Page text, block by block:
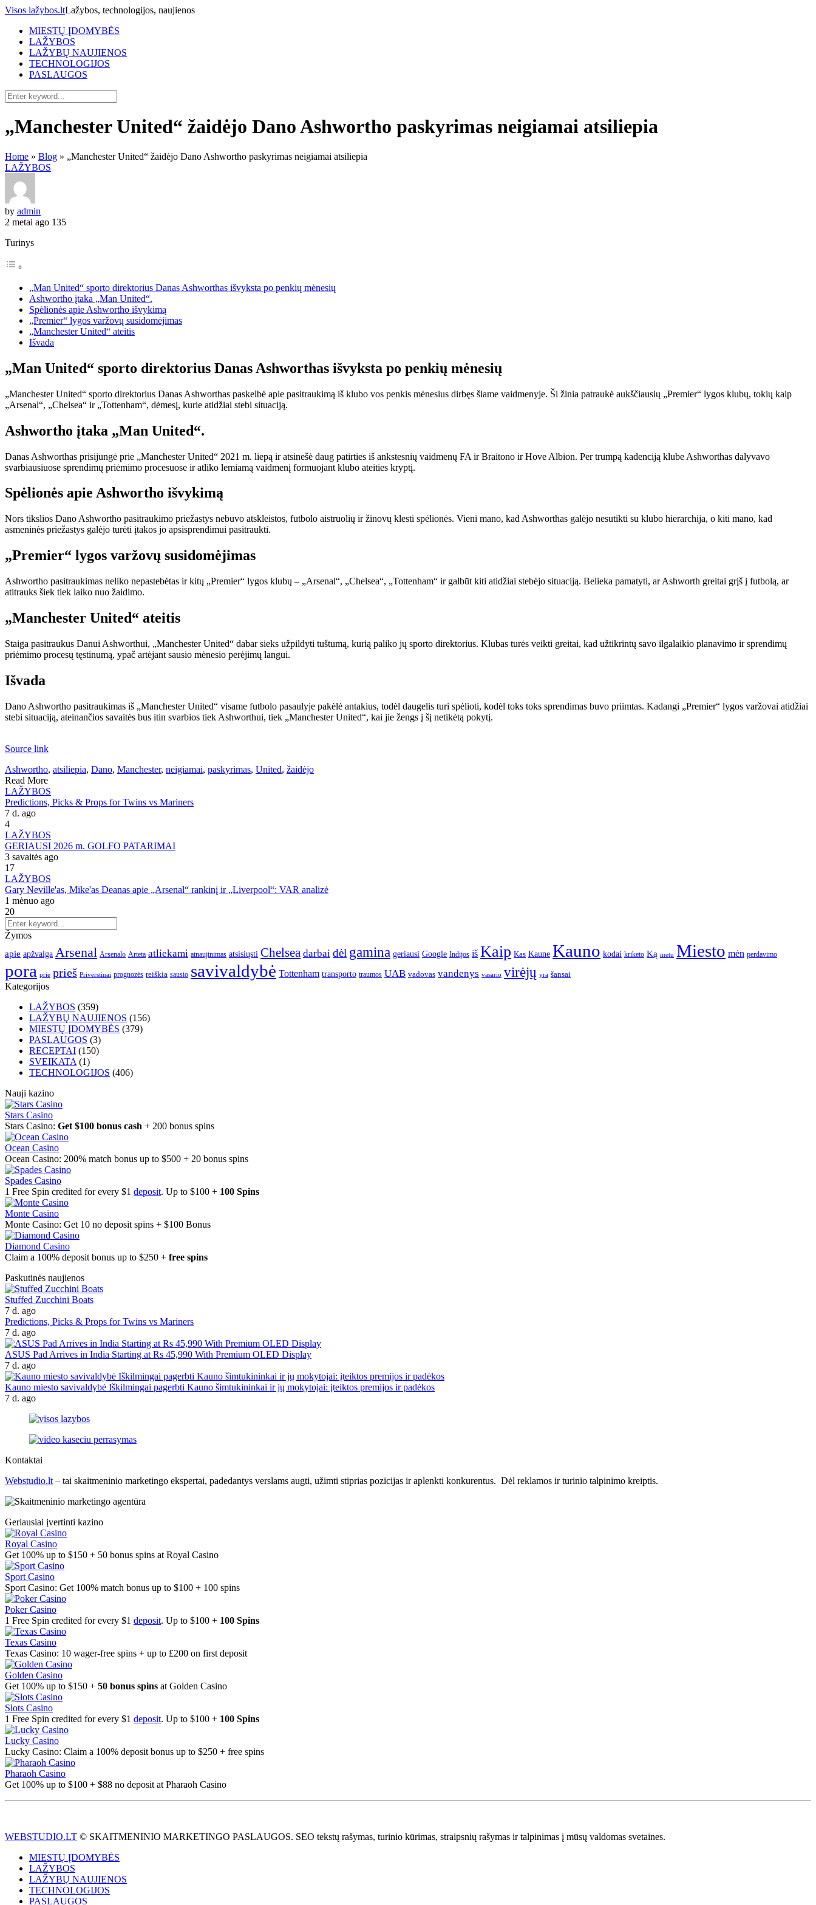
Visos lažybos.ltLažybos, technologijos, naujienos
MIESTŲ ĮDOMYBĖS
LAŽYBOS
LAŽYBŲ NAUJIENOS
TECHNOLOGIJOS
PASLAUGOS
„Manchester United“ žaidėjo Dano Ashwortho paskyrimas neigiamai atsiliepia
Home » Blog » „Manchester United“ žaidėjo Dano Ashwortho paskyrimas neigiamai atsiliepia
LAŽYBOS
by admin
2 metai ago 135
Turinys
„Man United“ sporto direktorius Danas Ashworthas išvyksta po penkių mėnesių
Ashwortho įtaka „Man United“.
Spėlionės apie Ashwortho išvykimą
„Premier“ lygos varžovų susidomėjimas
„Manchester United“ ateitis
Išvada
„Man United“ sporto direktorius Danas Ashworthas išvyksta po penkių mėnesių
„Manchester United“ sporto direktorius Danas Ashworthas paskelbė apie pasitraukimą iš klubo vos penkis mėnesius dirbęs šiame vaidmenyje. Ši žinia patraukė aukščiausių „Premier“ lygos klubų, tokių kaip
„Arsenal“, „Chelsea“ ir „Tottenham“, dėmesį, kurie atidžiai stebi situaciją.
Ashwortho įtaka „Man United“.
Danas Ashworthas prisijungė prie „Manchester United“ 2021 m. liepą ir atsinešė daug patirties iš ankstesnių vaidmenų FA ir Braitono ir Hove Albion. Per trumpą kadenciją klube Ashworthas dalyvavo
svarbiausiuose sprendimų priėmimo procesuose ir atliko lemiamą vaidmenį formuojant klubo ateities kryptį.
Spėlionės apie Ashwortho išvykimą
Nors tikslios Dano Ashwortho pasitraukimo priežastys nebuvo atskleistos, futbolo aistruolių ir žinovų klesti spėlionės. Vieni mano, kad Ashworthas galėjo nesutikti su klubo hierarchija, o kiti mano, kad
asmeninės priežastys galėjo turėti įtakos jo apsisprendimui pasitraukti.
„Premier“ lygos varžovų susidomėjimas
Ashwortho pasitraukimas neliko nepastebėtas ir kitų „Premier“ lygos klubų – „Arsenal“, „Chelsea“, „Tottenham“ ir galbūt kiti atidžiai stebėjo situaciją. Belieka pamatyti, ar Ashworth greitai grįš į futbolą, ar
atitrauks šiek tiek laiko nuo žaidimo.
„Manchester United“ ateitis
Staiga pasitraukus Danui Ashworthui, „Manchester United“ dabar sieks užpildyti tuštumą, kurią paliko jų sporto direktorius. Klubas turės veikti greitai, kad užtikrintų savo ilgalaikio planavimo ir sprendimų
priėmimo procesų tęstinumą, ypač artėjant sausio mėnesio perėjimų langui.
Išvada
Dano Ashwortho pasitraukimas iš „Manchester United“ visame futbolo pasaulyje pakėlė antakius, todėl daugelis turi spėlioti, kodėl toks toks sprendimas buvo priimtas. Kadangi „Premier“ lygos varžovai atidžiai
stebi situaciją, ateinančios savaitės bus itin svarbios tiek Ashworthui, tiek „Manchester United“, kai jie žengs į šį netikėtą pokytį.
Source link
Ashwortho, atsiliepia, Dano, Manchester, neigiamai, paskyrimas, United, žaidėjo
Read More
LAŽYBOS
Predictions, Picks & Props for Twins vs Mariners
7 d. ago
4
LAŽYBOS
GERIAUSI 2026 m. GOLFO PATARIMAI
3 savaitės ago
17
LAŽYBOS
Gary Neville'as, Mike'as Deanas apie „Arsenal“ rankinį ir „Liverpool“: VAR analizė
1 mėnuo ago
20
Žymos
apie apžvalga Arsenal Arsenalo Arteta atliekami atnaujinimas atsisiųsti Chelsea darbai dėl gamina geriausi Google Indijos iš Kaip Kas Kaune Kauno kodai kriketo Ką metu Miesto mėn perdavimo
pora prie prieš Priverstinai prognozės reiškia sausio savivaldybė Tottenham transporto traumos UAB vadovas vandenys vasario virėjų yra šansai
Kategorijos
LAŽYBOS (359)
LAŽYBŲ NAUJIENOS (156)
MIESTŲ ĮDOMYBĖS (379)
PASLAUGOS (3)
RECEPTAI (150)
SVEIKATA (1)
TECHNOLOGIJOS (406)
Nauji kazino
Stars Casino
Stars Casino: Get $100 bonus cash + 200 bonus spins
Ocean Casino
Ocean Casino: 200% match bonus up to $500 + 20 bonus spins
Spades Casino
1 Free Spin credited for every $1 deposit. Up to $100 + 100 Spins
Monte Casino
Monte Casino: Get 10 no deposit spins + $100 Bonus
Diamond Casino
Claim a 100% deposit bonus up to $250 + free spins
Paskutinės naujienos
Stuffed Zucchini Boats
7 d. ago
Predictions, Picks & Props for Twins vs Mariners
7 d. ago
ASUS Pad Arrives in India Starting at Rs 45,990 With Premium OLED Display
7 d. ago
Kauno miesto savivaldybė Iškilmingai pagerbti Kauno šimtukininkai ir jų mokytojai: įteiktos premijos ir padėkos
7 d. ago
Kontaktai
Webstudio.lt – tai skaitmeninio marketingo ekspertai, padedantys verslams augti, užimti stiprias pozicijas ir aplenkti konkurentus. Dėl reklamos ir turinio talpinimo kreiptis.
Geriausiai įvertinti kazino
Royal Casino
Get 100% up to $150 + 50 bonus spins at Royal Casino
Sport Casino
Sport Casino: Get 100% match bonus up to $100 + 100 spins
Poker Casino
1 Free Spin credited for every $1 deposit. Up to $100 + 100 Spins
Texas Casino
Texas Casino: 10 wager-free spins + up to £200 on first deposit
Golden Casino
Get 100% up to $150 + 50 bonus spins at Golden Casino
Slots Casino
1 Free Spin credited for every $1 deposit. Up to $100 + 100 Spins
Lucky Casino
Lucky Casino: Claim a 100% deposit bonus up to $250 + free spins
Pharaoh Casino
Get 100% up to $100 + $88 no deposit at Pharaoh Casino
WEBSTUDIO.LT © SKAITMENINIO MARKETINGO PASLAUGOS. SEO tekstų rašymas, turinio kūrimas, straipsnių rašymas ir talpinimas į mūsų valdomas svetaines.
MIESTŲ ĮDOMYBĖS
LAŽYBOS
LAŽYBŲ NAUJIENOS
TECHNOLOGIJOS
PASLAUGOS